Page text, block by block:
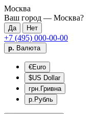
Москва
Ваш город — Москва?
+7 (495) 000-00-00
р. Валюта
€Euro
$US Dollar
грн.Гривна
р.Рубль